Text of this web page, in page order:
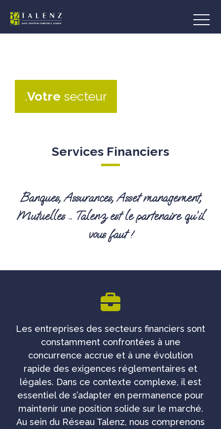
contenu
.Votre secteur
Services Financiers
Banques, Assurances, Asset management,
Mutuelles … Talenz est le partenaire qu’il
vous faut !
Les entreprises des secteurs financiers sont
constamment confrontées à une
concurrence accrue et à une évolution
rapide des exigences réglementaires et
légales. Dans ce contexte complexe, il est
essentiel de s’adapter en permanence pour
maintenir une position solide sur le marché.
Au sein du Réseau Talenz, nous comprenons